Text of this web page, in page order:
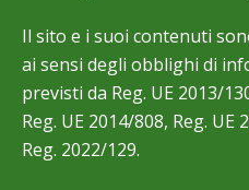
Il sito e i suoi contenuti
ai sensi degli obblighi di
previsti da Reg. UE 2013/
Reg. UE 2014/808, Reg. UE
Reg. 2022/129.